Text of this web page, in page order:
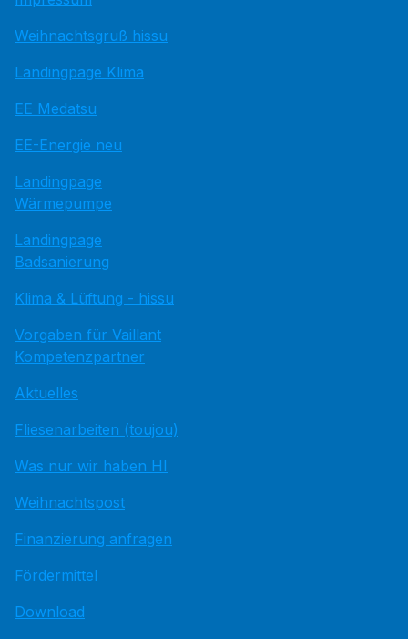
Weihnachtsgruß hissu
Landingpage Klima
EE Medatsu
EE-Energie neu
Landingpage
Wärmepumpe
Landingpage
Badsanierung
Klima & Lüftung - hissu
Vorgaben für Vaillant
Kompetenzpartner
Aktuelles
Fliesenarbeiten (toujou)
Was nur wir haben HI
Weihnachtspost
Finanzierung anfragen
Fördermittel
Download